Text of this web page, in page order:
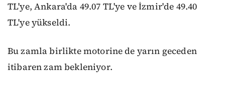
TL'ye, Ankara'da 49.07 TL'ye ve İzmir'de 49.40
TL'ye yükseldi.
Bu zamla birlikte motorine de yarın geceden
itibaren zam bekleniyor.